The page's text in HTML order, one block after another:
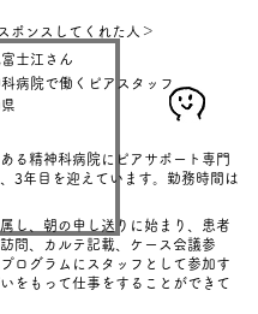
ポンスしてくれた人＞
士江 さん
病院で働く ピアスタッフ
る精神科病院にピアサポート専門
3年目を迎えています。勤務時間は
し、朝の申し送りに始まり、患者
問、カルテ記載、ケース会議参
ログラムにスタッフとして参加す
をもって仕事をすることができて